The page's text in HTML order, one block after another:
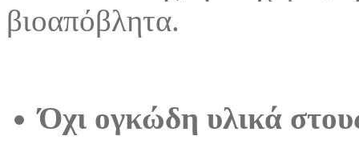
βιοαπόβλητα.
Όχι ογκώδη υλικά